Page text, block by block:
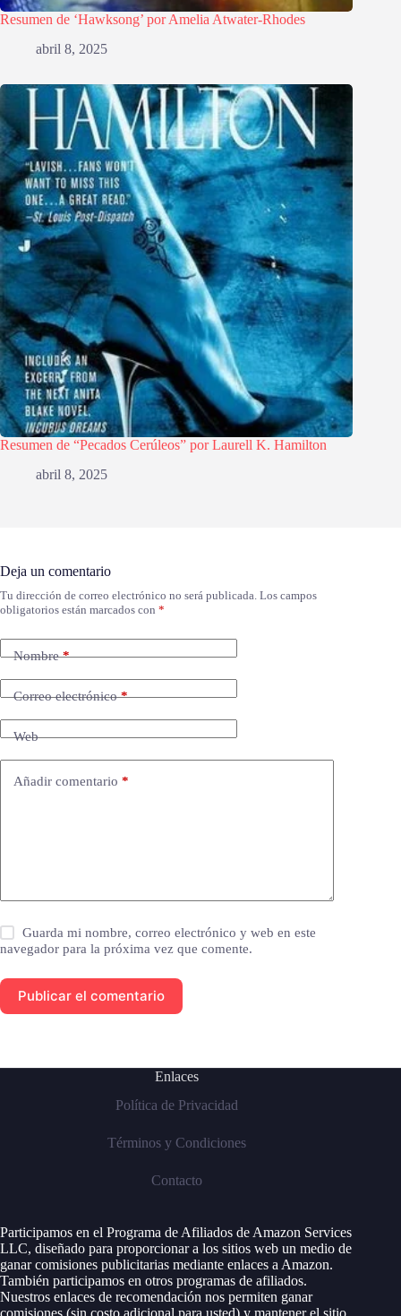
Resumen de ‘Hawksong’ por Amelia Atwater-Rhodes
abril 8, 2025
Resumen de “Pecados Cerúleos” por Laurell K. Hamilton
abril 8, 2025
Deja un comentario
Tu dirección de correo electrónico no será publicada. Los campos
obligatorios están marcados con *
Nombre*
Correo electrónico*
Web
Añadir comentario *
Guarda mi nombre, correo electrónico y web en este
navegador para la próxima vez que comente.
Publicar el comentario
Enlaces
Política de Privacidad
Términos y Condiciones
Contacto
Participamos en el Programa de Afiliados de Amazon Services
LLC, diseñado para proporcionar a los sitios web un medio de
ganar comisiones publicitarias mediante enlaces a Amazon.
También participamos en otros programas de afiliados.
Nuestros enlaces de recomendación nos permiten ganar